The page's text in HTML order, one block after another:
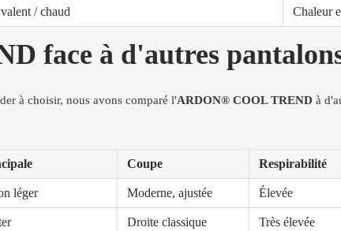
/ chaud Chaleur
face à d'autres
à choisir, nous avons comparé l'ARDON® COOL TREND à
Coupe Respirabilité
léger Moderne, ajustée Élevée
Droite classique Très élevée